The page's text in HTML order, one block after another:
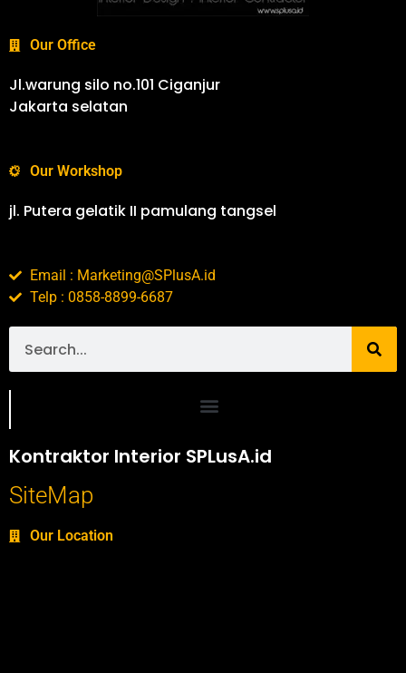
Our Office
Jl.warung silo no.101 Ciganjur
Jakarta selatan
Our Workshop
jl. Putera gelatik II pamulang tangsel
Email : Marketing@SPlusA.id
Telp : 0858-8899-6687
Kontraktor Interior SPLusA.id
SiteMap
Our Location